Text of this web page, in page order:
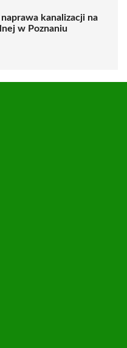
kanalizacji na
w Poznaniu